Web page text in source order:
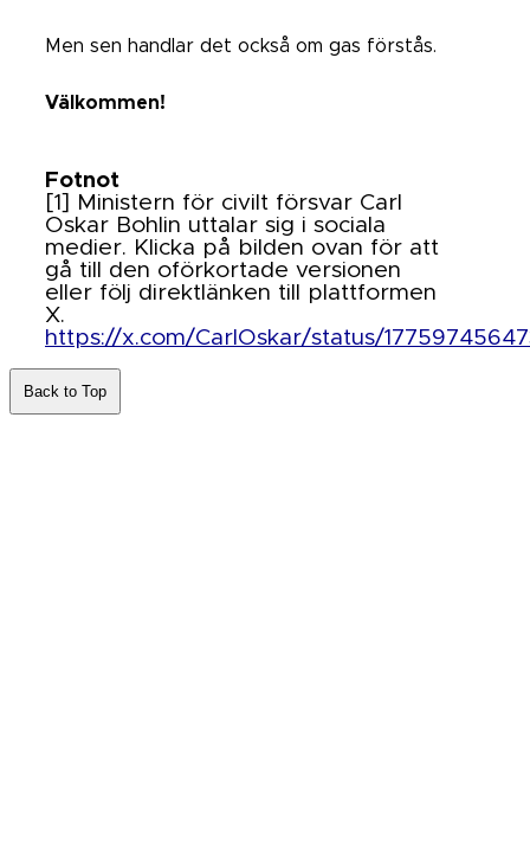
Men sen handlar det också om gas förstås.
Välkommen!
Fotnot
[1] Ministern för civilt försvar Carl
Oskar Bohlin uttalar sig i sociala
medier. Klicka på bilden ovan för att
gå till den oförkortade versionen
eller följ direktlänken till plattformen
X.
https://x.com/CarlOskar/status/
Back to Top